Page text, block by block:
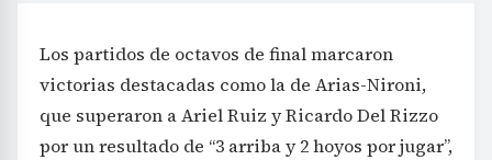
Los partidos de octavos de final marcaron
victorias destacadas como la de Arias-Nironi,
que superaron a Ariel Ruiz y Ricardo Del Rizzo
por un resultado de “3 arriba y 2 hoyos por jugar”,